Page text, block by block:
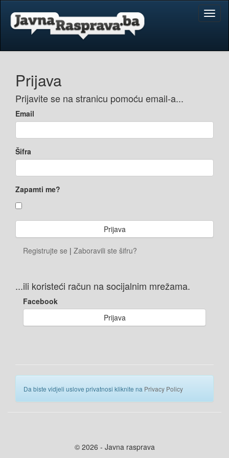
Prijava
Prijavite se na stranicu pomoću email-a...
Email
Šifra
Zapamti me?
Registrujte se | Zaboravili ste šifru?
...ili koristeći račun na socijalnim mrežama.
Facebook
Prijava
Da biste vidjeli uslove privatnosi kliknite na Privacy Policy
© 2026 - Javna rasprava